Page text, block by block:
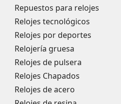
Repuestos para relojes
Relojes tecnológicos
Relojes por deportes
Relojería gruesa
Relojes de pulsera
Relojes Chapados
Relojes de acero